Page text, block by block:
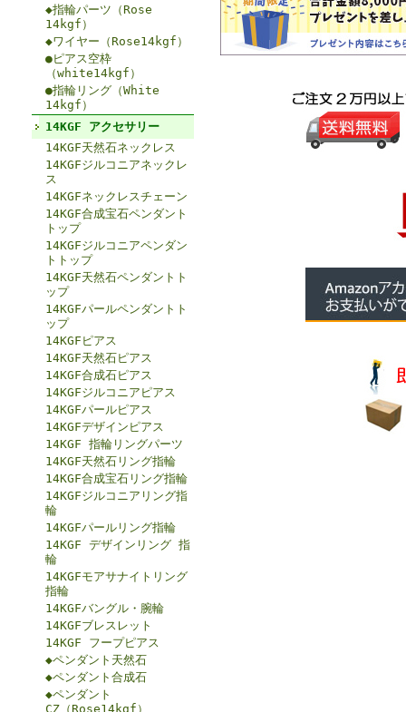
◆指輪パーツ（Rose
14kgf）
◆ワイヤー（Rose14kgf）
●ピアス空枠
（white14kgf）
●指輪リング（White
14kgf）
14KGF アクセサリー
14KGF天然石ネックレス
14KGFジルコニアネックレ
ス
14KGFネックレスチェーン
14KGF合成宝石ペンダント
トップ
14KGFジルコニアペンダン
トトップ
14KGF天然石ペンダントト
ップ
14KGFパールペンダントト
ップ
14KGFピアス
14KGF天然石ピアス
14KGF合成石ピアス
14KGFジルコニアピアス
14KGFパールピアス
14KGFデザインピアス
14KGF 指輪リングパーツ
14KGF天然石リング指輪
14KGF合成宝石リング指輪
14KGFジルコニアリング指
輪
14KGFパールリング指輪
14KGF デザインリング 指
輪
14KGFモアサナイトリング
指輪
14KGFバングル・腕輪
14KGFブレスレット
14KGF フープピアス
◆ペンダント天然石
◆ペンダント合成石
◆ペンダント
CZ（Rose14kgf）